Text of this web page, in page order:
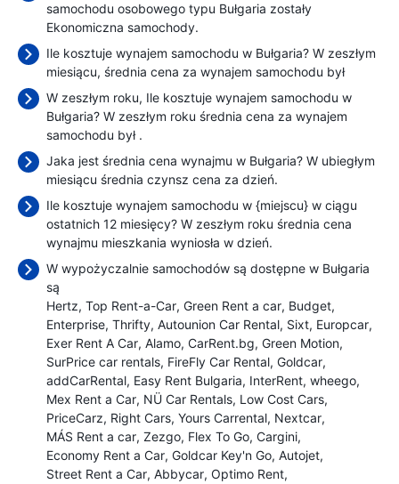
samochodu osobowego typu Bułgaria zostały
Ekonomiczna samochody.
Ile kosztuje wynajem samochodu w Bułgaria? W zeszłym
miesiącu, średnia cena za wynajem samochodu był
W zeszłym roku, Ile kosztuje wynajem samochodu w
Bułgaria? W zeszłym roku średnia cena za wynajem
samochodu był .
Jaka jest średnia cena wynajmu w Bułgaria? W ubiegłym
miesiącu średnia czynsz cena za dzień.
Ile kosztuje wynajem samochodu w {miejscu} w ciągu
ostatnich 12 miesięcy? W zeszłym roku średnia cena
wynajmu mieszkania wyniosła w dzień.
W wypożyczalnie samochodów są dostępne w Bułgaria
są
Hertz Top Rent-a-Car Green Rent a car Budget
Enterprise Thrifty Autounion Car Rental Sixt Europcar
Exer Rent A Car Alamo CarRent.bg Green Motion
SurPrice car rentals FireFly Car Rental Goldcar
addCarRental Easy Rent Bulgaria InterRent wheego
Mex Rent a Car NÜ Car Rentals Low Cost Cars
PriceCarz Right Cars Yours Carrental Nextcar
MÁS Rent a car Zezgo Flex To Go Cargini
Economy Rent a Car Goldcar Key'n Go Autojet
Street Rent a Car Abbycar Optimo Rent